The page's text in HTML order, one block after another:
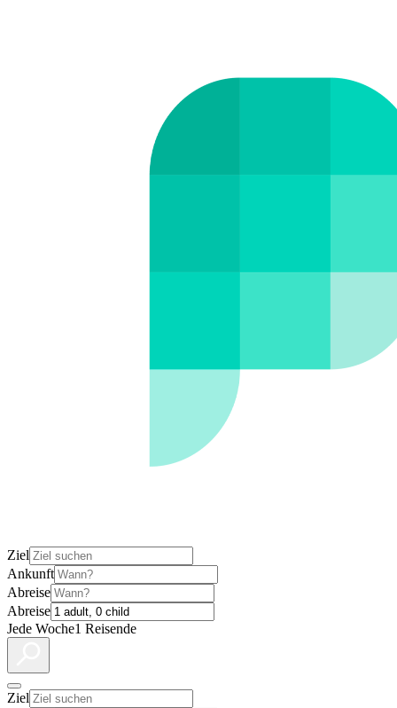
Ziel
Ankunft
Abreise
Abreise
Jede Woche1 Reisende
Ziel